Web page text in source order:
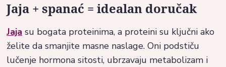
Jaja + spanać = idealan doručak
Jaja su bogata proteinima, a proteini su ključni ako
želite da smanjite masne naslage. Oni podstiču
lučenje hormona sitosti, ubrzavaju metabolizam i